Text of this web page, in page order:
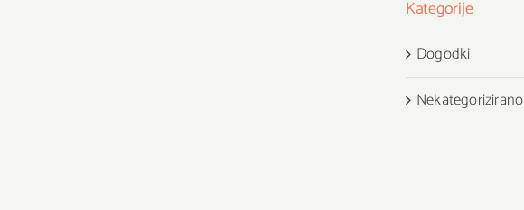
Kategorije
Dogodki
Nekategorizirano